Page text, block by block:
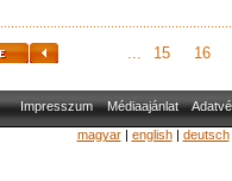
... 15 16
Impresszum Médiaajánlat
magyar| english| deutsch